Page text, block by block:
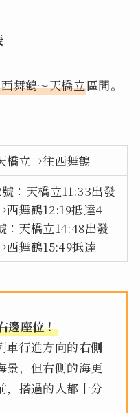
西舞鶴〜天橋立區間。
橋立→往西舞鶴
：天橋立11:33出發
舞鶴12:19抵達4
：天橋立14:48出發
舞鶴15:49抵達
邊座位！
車行進方向的右側
景，但右側的海更
，搭過的人都十分